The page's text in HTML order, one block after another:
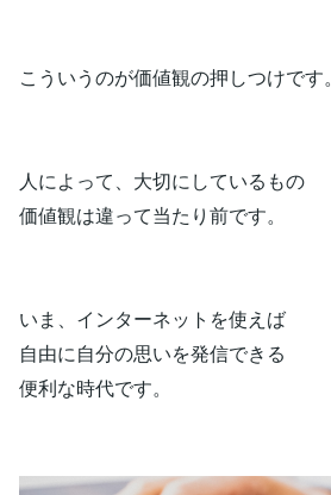
こういうのが価値観の押しつけです。
人によって、大切にしているもの
価値観は違って当たり前です。
いま、インターネットを使えば
自由に自分の思いを発信できる
便利な時代です。